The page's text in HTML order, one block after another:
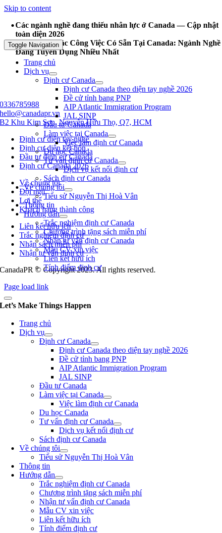
Skip to content
Toggle Navigation
Trang chủ
Dịch vụ
Định cư Canada
Định cư Canada theo diện tay nghề 2026
Đề cử tỉnh bang PNP
AIP Atlantic Immigration Program
JAL SINP
Đầu tư Canada
Làm việc tại Canada
Việc làm định cư Canada
Du học Canada
Tư vấn định cư Canada
Dịch vụ kết nối định cư
Sách định cư Canada
Về chúng tôi
Tiểu sử Nguyễn Thị Hoà Vân
Thông tin
Hướng dẫn
Trắc nghiệm định cư Canada
Chương trình tặng sách miễn phí
Nhận tư vấn định cư Canada
Mẫu CV xin việc
Liên kết hữu ích
Tính điểm định cư
Các ngành nghề đang thiếu nhân lực ở Canada — Cập nhật
toàn diện 2026
Danh Sách Các Công Việc Có Sẵn Tại Canada: Ngành Nghề
Đang Tuyển Dụng Nhiều Nhất
0336785988
hello@canadapr.vn
B2 Khu Kim Sơn, Nguyễn Hữu Thọ, Q7, HCM
Định cư diện tay nghề
Định cư diện kết hôn
Đầu tư định cư Canada
Định cư Canada 2026
Về chúng tôi
Đội ngũ
Lợi thế
Khách hàng thành công
Liên kết hữu ích
Trắc nghiệm định cư
Nhận sách miễn phí
Nhận tư vấn định cư
CanadaPR © Copyright 2023. All rights reserved.
Page load link
Let’s Make Things Happen
Trang chủ
Dịch vụ
Định cư Canada
Định cư Canada theo diện tay nghề 2026
Đề cử tỉnh bang PNP
AIP Atlantic Immigration Program
JAL SINP
Đầu tư Canada
Làm việc tại Canada
Việc làm định cư Canada
Du học Canada
Tư vấn định cư Canada
Dịch vụ kết nối định cư
Sách định cư Canada
Về chúng tôi
Tiểu sử Nguyễn Thị Hoà Vân
Thông tin
Hướng dẫn
Trắc nghiệm định cư Canada
Chương trình tặng sách miễn phí
Nhận tư vấn định cư Canada
Mẫu CV xin việc
Liên kết hữu ích
Tính điểm định cư